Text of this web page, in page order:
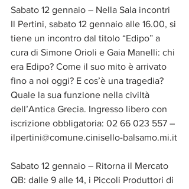
Sabato 12 gennaio – Nella Sala incontri
Il Pertini, sabato 12 gennaio alle 16.00, si
tiene un incontro dal titolo “Edipo” a
cura di Simone Orioli e Gaia Manelli: chi
era Edipo? Come il suo mito è arrivato
fino a noi oggi? E cos’è una tragedia?
Quale la sua funzione nella civiltà
dell’Antica Grecia. Ingresso libero con
iscrizione obbligatoria: 02 66 023 557 –
ilpertini@comune.cinisello-balsamo.mi.it
Sabato 12 gennaio – Ritorna il Mercato
QB: dalle 9 alle 14, i Piccoli Produttori di